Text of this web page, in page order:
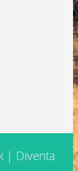
| Diventa